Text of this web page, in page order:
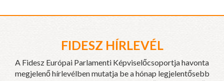
FIDESZ HÍRLEVÉL
A Fidesz Európai Parlamenti Képviselőcsoportja havonta
megjelenő hírlevélben mutatja be a hónap legjelentősebb